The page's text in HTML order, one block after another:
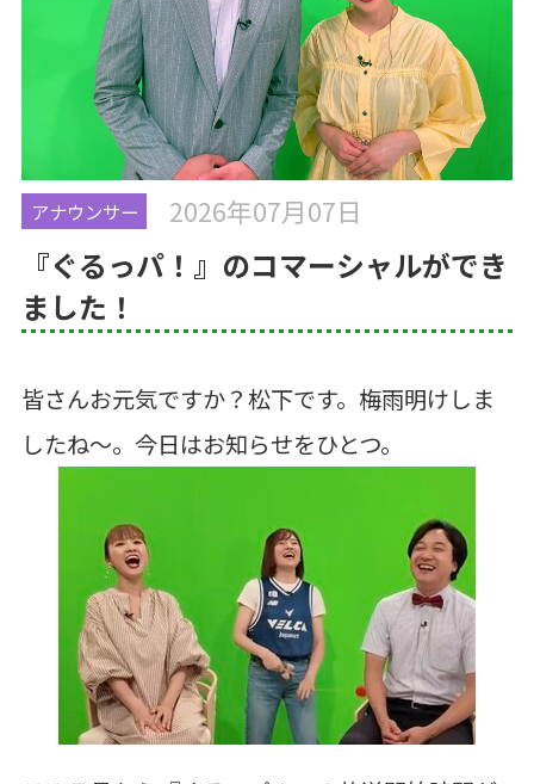
アナウンサー 2026年07月07日
『ぐるっパ！』のコマーシャルができ
ました！
皆さんお元気ですか？松下です。梅雨明けしま
したね～。今日はお知らせをひとつ。